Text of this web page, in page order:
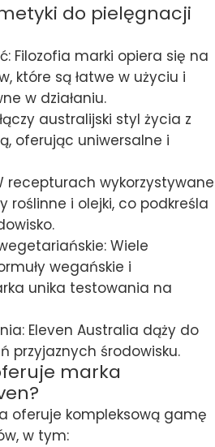
do pielęgnacji
Filozofia marki opiera się na
które są łatwe w użyciu i
w działaniu.
australijski styl życia z
oferując uniwersalne i
recepturach wykorzystywane
roślinne i olejki, co podkreśla
Wiele
wegańskie i
unika testowania na
Eleven Australia dąży do
przyjaznych środowisku.
marka
oferuje kompleksową gamę
w tym: